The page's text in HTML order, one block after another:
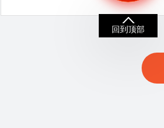
回到顶部